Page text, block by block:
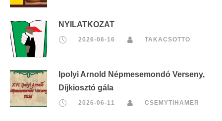
NYILATKOZAT
2026-06-16 TAKACSOTTO
Ipolyi Arnold Népmesemondó Verseny,
Díjkiosztó gála
2026-06-11 CSEMYTIHAMER